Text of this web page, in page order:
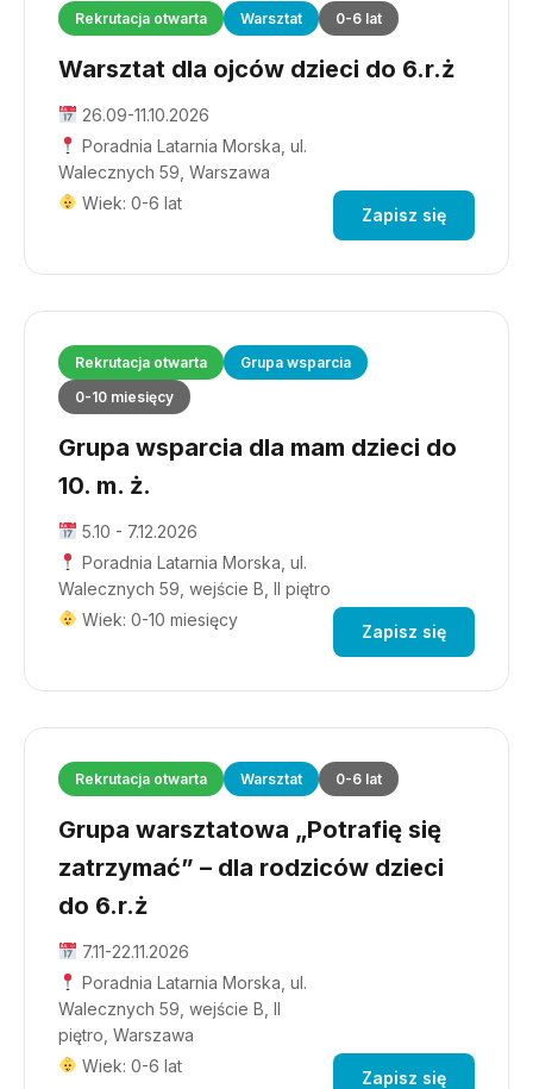
Rekrutacja otwarta Warsztat 0-6 lat
Warsztat dla ojców dzieci do 6.r.ż
26.09-11.10.2026
Poradnia Latarnia Morska, ul.
Walecznych 59, Warszawa
Wiek: 0-6 lat
Zapisz się
Rekrutacja otwarta
Grupa wsparcia
0-10 miesięcy
Grupa wsparcia dla mam dzieci do
10. m. ż.
5.10 - 7.12.2026
Poradnia Latarnia Morska, ul.
Walecznych 59, wejście B, II piętro
Wiek: 0-10 miesięcy
Zapisz się
Rekrutacja otwarta Warsztat 0-6 lat
Grupa warsztatowa „Potrafię się
zatrzymać” – dla rodziców dzieci
do 6.r.ż
7.11-22.11.2026
Poradnia Latarnia Morska, ul.
Walecznych 59, wejście B, II
piętro, Warszawa
Wiek: 0-6 lat
Zapisz się